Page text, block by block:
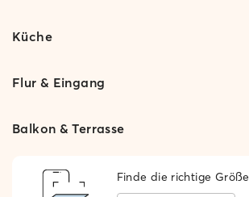
Küche
Flur & Eingang
Balkon & Terrasse
Finde die richtige Größe